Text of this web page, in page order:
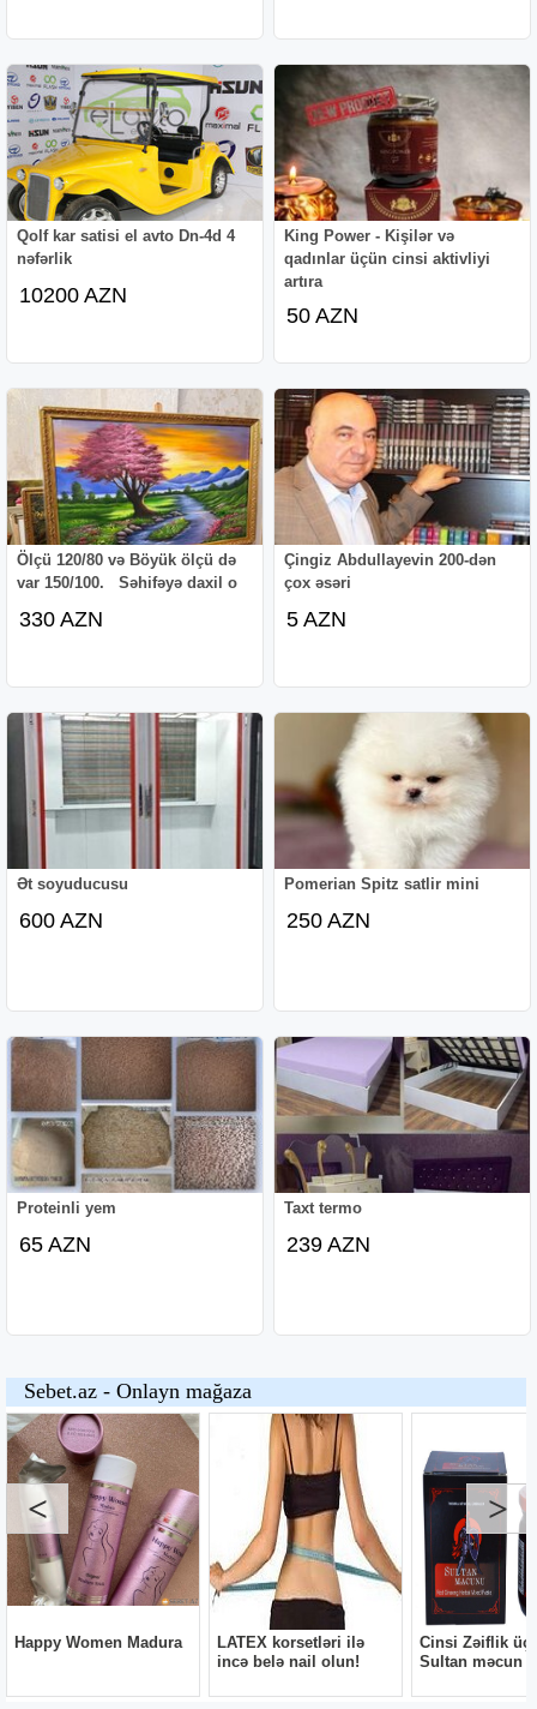
Qolf kar satisi el avto Dn-4d 4
nəfərlik
10200 AZN
King Power - Kişilər və
qadınlar üçün cinsi aktivliyi
artıra
50 AZN
Ölçü 120/80 və Böyük ölçü də
var 150/100. Səhifəyə daxil o
330 AZN
Çingiz Abdullayevin 200-dən
çox əsəri
5 AZN
Ət soyuducusu
600 AZN
Pomerian Spitz satlir mini
250 AZN
Proteinli yem
65 AZN
Taxt termo
239 AZN